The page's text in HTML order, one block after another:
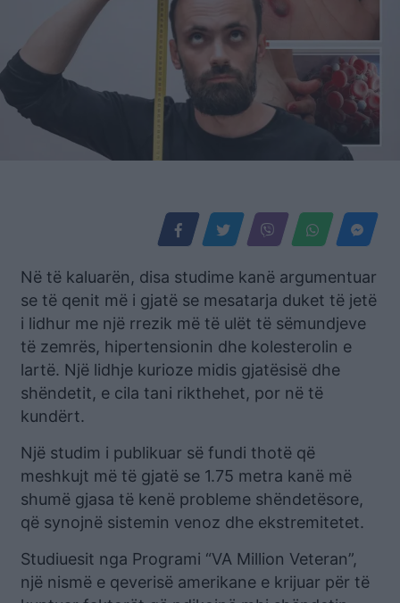
Në të kaluarën, disa studime kanë argumentuar
se të qenit më i gjatë se mesatarja duket të jetë
i lidhur me një rrezik më të ulët të sëmundjeve
të zemrës, hipertensionin dhe kolesterolin e
lartë. Një lidhje kurioze midis gjatësisë dhe
shëndetit, e cila tani rikthehet, por në të
kundërt.
Një studim i publikuar së fundi thotë që
meshkujt më të gjatë se 1.75 metra kanë më
shumë gjasa të kenë probleme shëndetësore,
që synojnë sistemin venoz dhe ekstremitetet.
Studiuesit nga Programi “VA Million Veteran”,
një nismë e qeverisë amerikane e krijuar për të